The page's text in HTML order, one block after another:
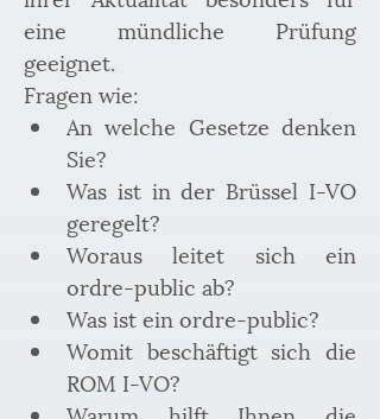
eine mündliche Prüfung
geeignet.
Fragen wie:
An welche Gesetze denken
Sie?
Was ist in der Brüssel I-VO
geregelt?
Woraus leitet sich ein
ordre-public ab?
Was ist ein ordre-public?
Womit beschäftigt sich die
ROM I-VO?